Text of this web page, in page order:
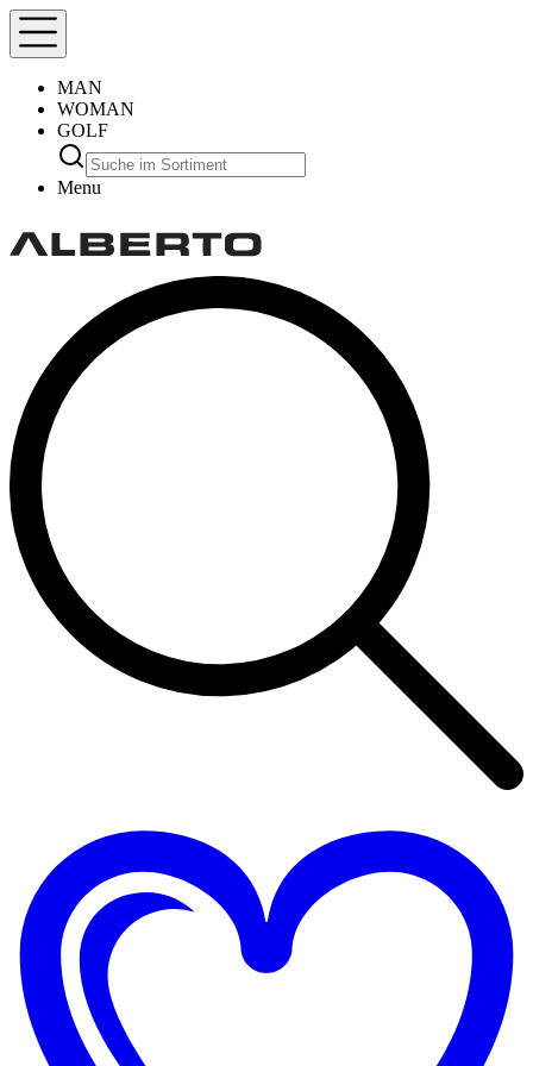
MAN
WOMAN
GOLF
Menu